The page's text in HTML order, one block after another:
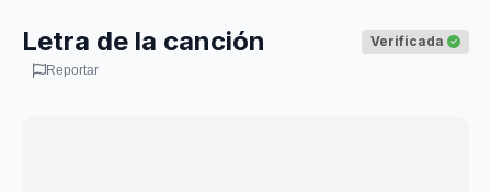
Letra de la canción Verificada
Reportar